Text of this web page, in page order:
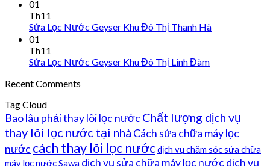
01
Th11
Sửa Lọc Nước Geyser Khu Đô Thị Thanh Hà
01
Th11
Sửa Lọc Nước Geyser Khu Đô Thị Linh Đàm
Recent Comments
Tag Cloud
Bao lâu phải thay lõi lọc nước Chất lượng dịch vụ
thay lõi lọc nước tại nhà Cách sửa chữa máy lọc
nước cách thay lõi lọc nướcdịch vụ chăm sóc sửa chữa
máy lọc nước Sawa dịch vụ sửa chữa máy lọc nước dịch vụ